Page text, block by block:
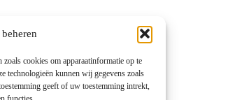
cookies om apparaatinformatie op te
technologieën kunnen wij gegevens zoals
geeft of uw toestemming intrekt,